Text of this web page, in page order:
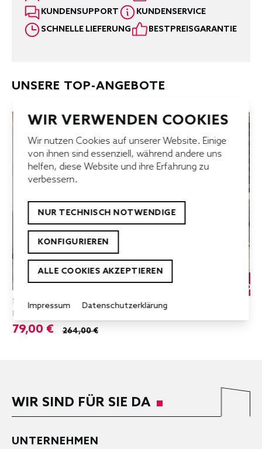
KUNDENSUPPORT
KUNDENSERVICE
SCHNELLE LIEFERUNG
BESTPREISGARANTIE
UNSERE TOP-ANGEBOTE
%
Stuhl dunkelgrau
Einzelstück!
79,00 € 264,00 €
WIR SIND FÜR SIE DA
UNTERNEHMEN
WIR VERWENDEN COOKIES
Wir nutzen Cookies auf unserer Website. Einige
von ihnen sind essenziell, während andere uns
helfen, diese Website und ihre Erfahrung zu
verbessern.
NUR TECHNISCH NOTWENDIGE
KONFIGURIEREN
ALLE COOKIES AKZEPTIEREN
Impressum Datenschutzerklärung